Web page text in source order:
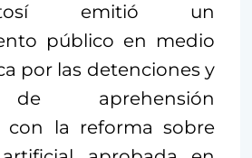
emitió un
público en medio
por las detenciones y
aprehensión
con la reforma sobre